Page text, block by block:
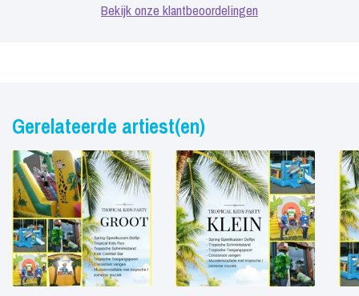
Bekijk onze klantbeoordelingen
Gerelateerde artiest(en)